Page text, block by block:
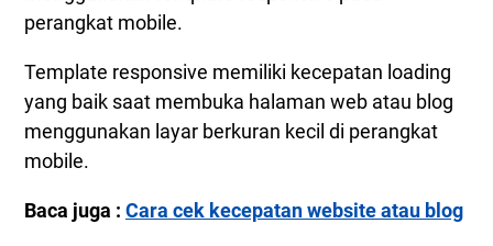
perangkat mobile.
Template responsive memiliki kecepatan loading
yang baik saat membuka halaman web atau blog
menggunakan layar berkuran kecil di perangkat
mobile.
Baca juga : Cara cek kecepatan website atau blog